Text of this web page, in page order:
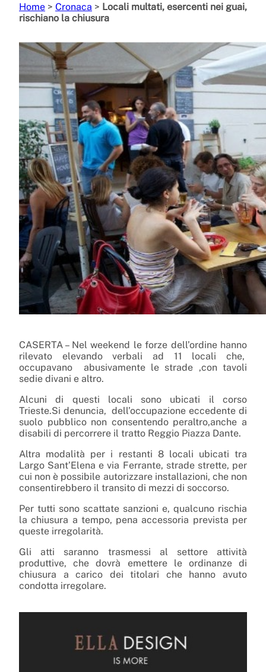
Home > Cronaca > Locali multati, esercenti nei guai,
rischiano la chiusura
CASERTA – Nel weekend le forze dell’ordine hanno
rilevato elevando verbali ad 11 locali che,
occupavano abusivamente le strade ,con tavoli
sedie divani e altro.
Alcuni di questi locali sono ubicati il corso
Trieste.Si denuncia, dell’occupazione eccedente di
suolo pubblico non consentendo peraltro,anche a
disabili di percorrere il tratto Reggio Piazza Dante.
Altra modalità per i restanti 8 locali ubicati tra
Largo Sant’Elena e via Ferrante, strade strette, per
cui non è possibile autorizzare installazioni, che non
consentirebbero il transito di mezzi di soccorso.
Per tutti sono scattate sanzioni e, qualcuno rischia
la chiusura a tempo, pena accessoria prevista per
queste irregolarità.
Gli atti saranno trasmessi al settore attività
produttive, che dovrà emettere le ordinanze di
chiusura a carico dei titolari che hanno avuto
condotta irregolare.